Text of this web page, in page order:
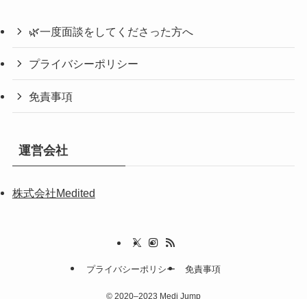
🌿一度面談をしてくださった方へ
プライバシーポリシー
免責事項
運営会社
株式会社Medited
プライバシーポリシー 免責事項
© 2020–2023 Medi Jump